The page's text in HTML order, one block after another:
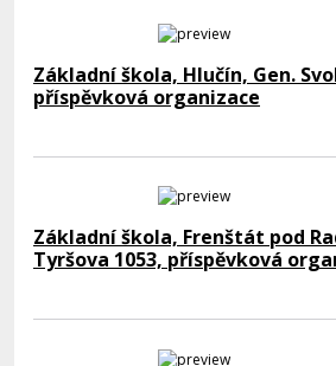
Základní škola, Hlučín, Gen.
příspěvková organizace
Základní škola, Frenštát pod
Tyršova 1053, příspěvková